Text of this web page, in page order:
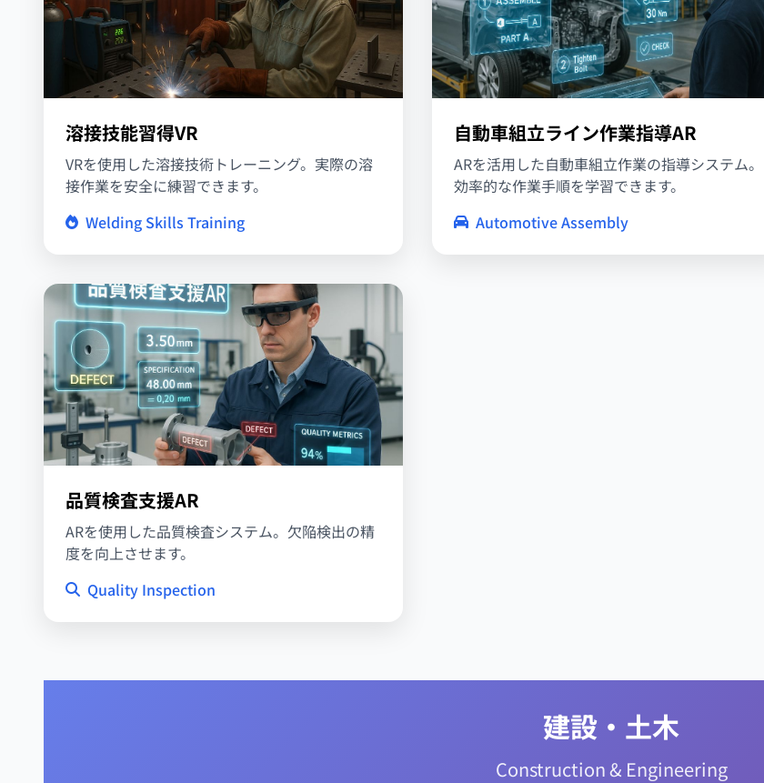
溶接技能習得VR
VRを使用した溶接技術トレーニング。実際の溶
接作業を安全に練習できます。
Welding Skills Training
自動車組立ライン作業指導AR
ARを活用した自動車組立作業の指導システム。
効率的な作業手順を学習できます。
Automotive Assembly
品質検査支援AR
ARを使用した品質検査システム。欠陥検出の精
度を向上させます。
Quality Inspection
建設・土木
Construction & Engineering